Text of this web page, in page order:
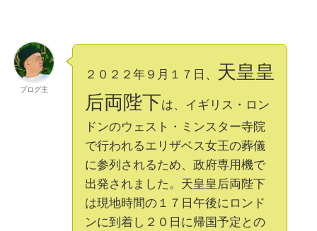
ブログ主
２０２２年９月１７日、
天皇皇
后両陛下は、イギリス・ロン
ドンのウェスト・ミンスター寺院
で行われるエリザベス女王の葬儀
に参列されるため、政府専用機で
出発されました。天皇皇后両陛下
は現地時間の１７日午後にロンド
ンに到着し２０日に帰国予定との